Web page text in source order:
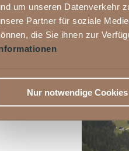
um unseren Datenverkehr
Partner für soziale
die Sie ihnen zur
Nur notwendige Cookies
In die Ferne